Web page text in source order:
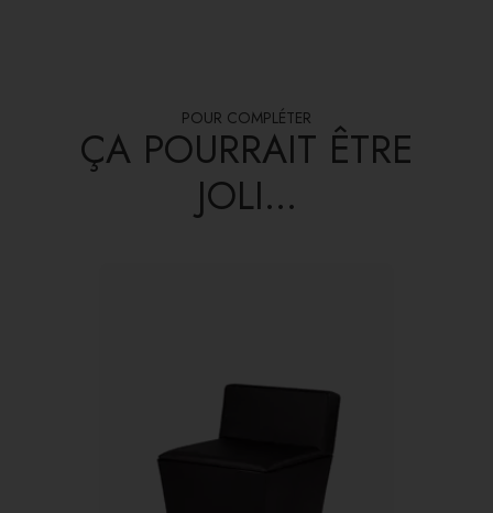
POUR COMPLÉTER
ÇA POURRAIT ÊTRE
JOLI...